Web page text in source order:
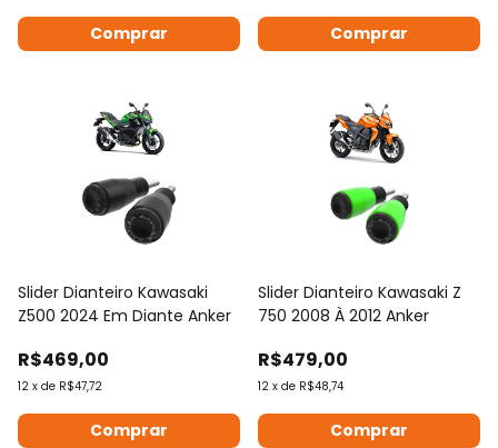
Comprar Comprar
Slider Dianteiro Kawasaki
Z500 2024 Em Diante Anker
R$469,00
12 x de R$47,72
Comprar
Slider Dianteiro Kawasaki Z
750 2008 À 2012 Anker
R$479,00
12 x de R$48,74
Comprar